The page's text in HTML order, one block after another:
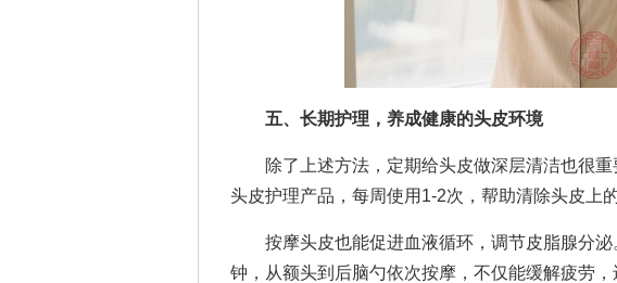
五、长期护理，养成健康的头皮环境
除了上述方法，定期给头皮做深层清洁也很重
头皮护理产品，每周使用1-2次，帮助清除头皮上
按摩头皮也能促进血液循环，调节皮脂腺分泌
钟，从额头到后脑勺依次按摩，不仅能缓解疲劳，